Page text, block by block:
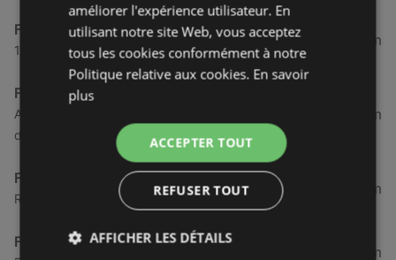
Feu Vert
165 route de Benodet, 29000 Quimper
91,68 km
Feu Vert
Allée des peupliers Bp 191, 29600 Saint-Martin-
des-Champs (Finistère)
92,43 km
Feu Vert
Route d Hennebont, 56602 Lanester
150,78 km
Feu Vert
174,49 km
améliorer l'expérience utilisateur. En
utilisant notre site Web, vous acceptez
tous les cookies conformément à notre
Politique relative aux cookies. En savoir
plus
ACCEPTER TOUT
REFUSER TOUT
AFFICHER LES DÉTAILS